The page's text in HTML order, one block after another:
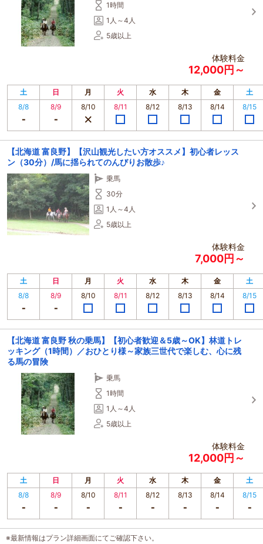
1時間
1人～4人
5歳以上
体験料金
12,000円～
土 日 月 火 水 木 金
土
8/8
8/9 8/10 8/11 8/12 8/13 8/14 8/15
【北海道 富良野】【沢山観光したい方オススメ】初心者レッス
ン（30分）/馬に揺られてのんびりお散歩♪
乗馬
30分
1人～4人
5歳以上
体験料金
7,000円～
土 日 月 火 水 木 金
土
8/8
8/9 8/10 8/11 8/12 8/13 8/14 8/15
【北海道 富良野 秋の乗馬】【初心者歓迎＆5歳～OK】林道トレ
ッキング（1時間）／おひとり様～家族三世代で楽しむ、心に残
る馬の冒険
乗馬
1時間
1人～4人
5歳以上
体験料金
12,000円～
土 日 月 火 水 木 金
土
8/8
8/9 8/10 8/11 8/12 8/13 8/14 8/15
※最新情報はプラン詳細画面にてご確認下さい。